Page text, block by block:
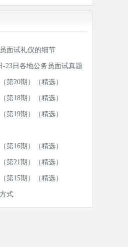
面试礼仪的细节
-23日各地公务员面试真题
第20期）（精选）
第18期）（精选）
第19期）（精选）
第16期）（精选）
第21期）（精选）
第15期）（精选）
式